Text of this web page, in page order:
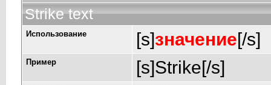
Strike text
Использование [s]значение[/s]
Пример [s]Strike[/s]